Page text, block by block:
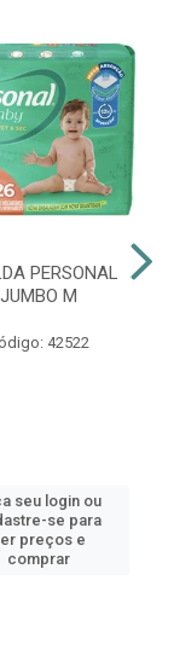
PERSONAL
JUMBO M
42522
seu login ou
se para
preços e
comprar